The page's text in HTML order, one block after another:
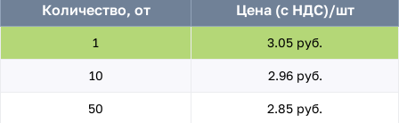
Количество, от
Цена (с НДС)/шт
1 3.05 руб.
10 2.96 руб.
50 2.85 руб.